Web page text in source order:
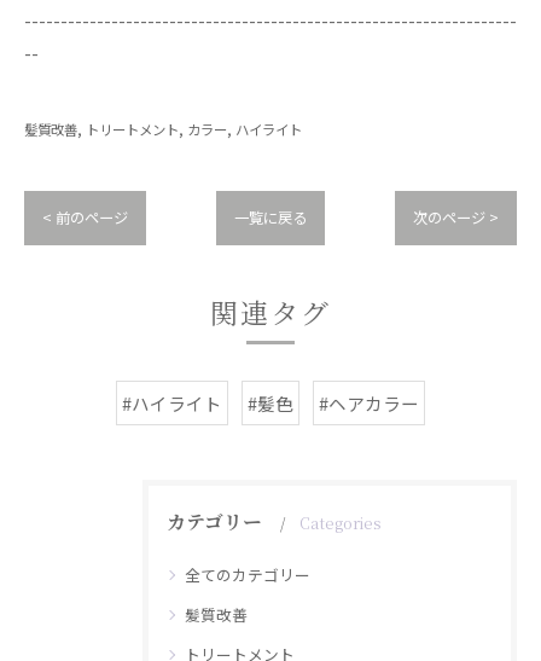
--------------------------------------------------------------------
--
髪質改善 トリートメント カラー ハイライト
< 前のページ 一覧に戻る 次のページ >
関連タグ
#ハイライト #髪色 #ヘアカラー
カテゴリー Categories
全てのカテゴリー
髪質改善
トリートメント